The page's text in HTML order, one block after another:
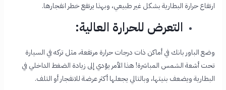
ارتفاع حرارة البطارية بشكل غير طبيعي، وبهذا يرتفع خطر انفجارها.
التعرض للحرارة العالية:
وضع الباور بانك في أماكن ذات درجات حرارة مرتفعة، مثل تركه في السيارة
تحت أشعة الشمس المباشرة! هذا الأمر يؤدي إلى زيادة الضغط الداخلي في
البطارية ويضعف بنيتها، وبالتالي يجعلها أكثر عرضة للانفجار أو التلف.